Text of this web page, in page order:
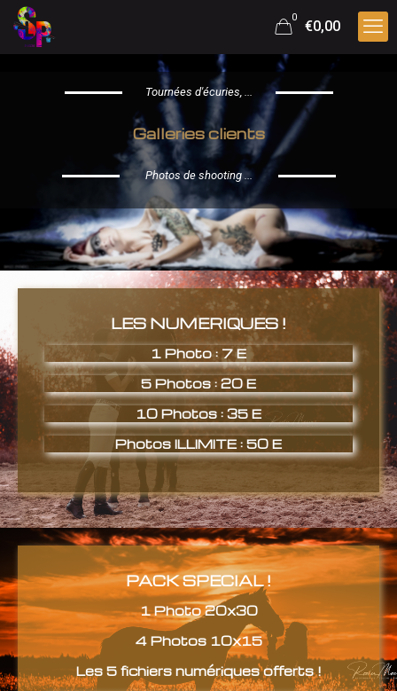
0
€0,00
Tournées d'écuries, ...
Galleries clients
Photos de shooting ...
LES NUMERIQUES !
1 Photo : 7 E
5 Photos : 20 E
10 Photos : 35 E
Photos ILLIMITE : 50 E
PACK SPECIAL !
1 Photo 20x30
4 Photos 10x15
Les 5 fichiers numériques offerts !